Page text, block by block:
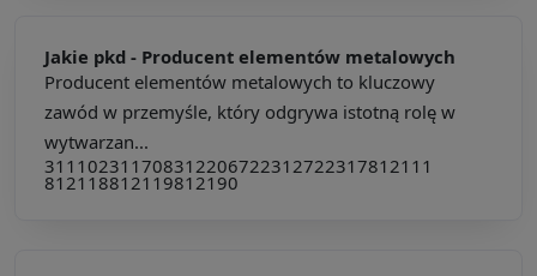
Jakie pkd - Producent elementów metalowych
Producent elementów metalowych to kluczowy
zawód w przemyśle, który odgrywa istotną rolę w
wytwarzan...
311102311708312206722312722317812111
812118812119812190